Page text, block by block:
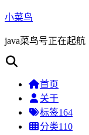
小菜鸟
java菜鸟号正在起航
首页
关于
标签164
分类110